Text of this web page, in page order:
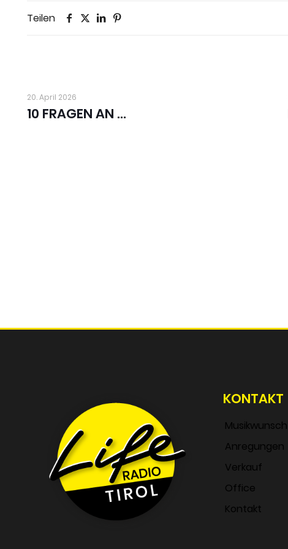
Teilen
20. April 2026
10 FRAGEN AN …
KONTAKT
Musikwunsch
Anregungen
Verkauf
Office
Kontakt